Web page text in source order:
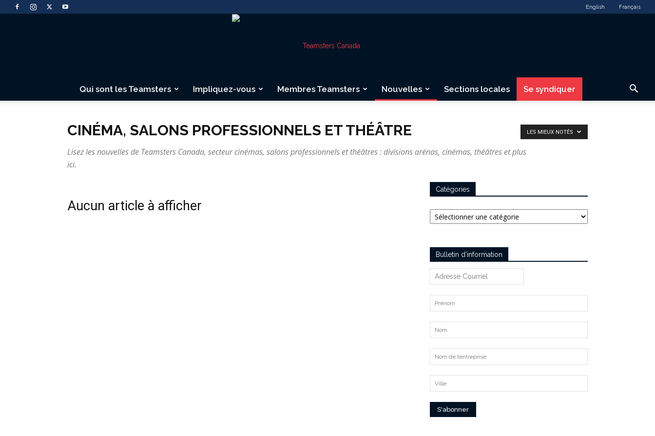
English Français
Qui sont les Teamsters Impliquez-vous Membres Teamsters Nouvelles Sections locales Se syndiquer
CINÉMA, SALONS PROFESSIONNELS ET THÉÂTRE
Lisez les nouvelles de Teamsters Canada, secteur cinémas, salons professionnels et théâtres : divisions arénas, cinémas, théâtres et plus
ici.
LES MIEUX NOTÉS
Aucun article à afficher
Catégories
Catégories
Bulletin d’information